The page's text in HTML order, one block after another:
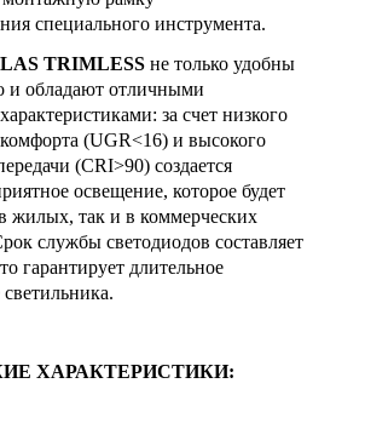
специального инструмента.
TRIMLESS не только удобны
и обладают отличными
за счет низкого
(UGR<16) и высокого
(CRI>90) создается
освещение, которое будет
жилых, так и в коммерческих
службы светодиодов составляет
гарантирует длительное
ХАРАКТЕРИСТИКИ: